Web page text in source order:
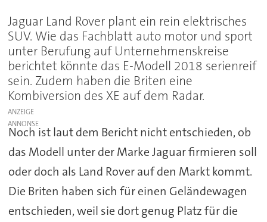
Jaguar Land Rover plant ein rein elektrisches
SUV. Wie das Fachblatt auto motor und sport
unter Berufung auf Unternehmenskreise
berichtet könnte das E-Modell 2018 serienreif
sein. Zudem haben die Briten eine
Kombiversion des XE auf dem Radar.
ANZEIGE
Noch ist laut dem Bericht nicht entschieden, ob
das Modell unter der Marke Jaguar firmieren soll
oder doch als Land Rover auf den Markt kommt.
Die Briten haben sich für einen Geländewagen
entschieden, weil sie dort genug Platz für die